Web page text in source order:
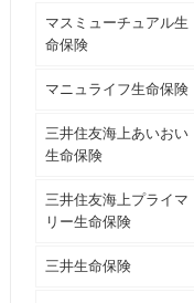
マスミューチュアル生
命保険
マニュライフ生命保険
三井住友海上あいおい
生命保険
三井住友海上プライマ
リー生命保険
三井生命保険